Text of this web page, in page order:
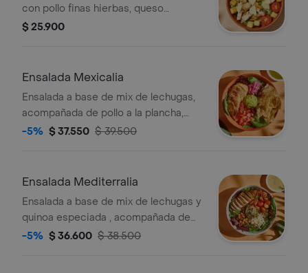
con pollo finas hierbas, queso
parmesano, tomate, crutones y
$ 25.900
Ensalada Mexicalia
Ensalada a base de mix de lechugas,
acompañada de pollo a la plancha,
tomate chonto, cebolla encurtida con
con vinagreta de jalapeños.
-5% $ 37.550 $ 39.500
Ensalada Mediterralia
Ensalada a base de mix de lechugas y
quinoa especiada , acompañada de
pollo a la plancha, tomate cherry,
-5% $ 36.600 $ 38.500